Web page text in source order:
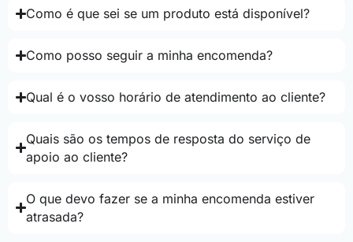
Como é que sei se um produto está disponível?
Como posso seguir a minha encomenda?
Qual é o vosso horário de atendimento ao cliente?
Quais são os tempos de resposta do serviço de
apoio ao cliente?
O que devo fazer se a minha encomenda estiver
atrasada?